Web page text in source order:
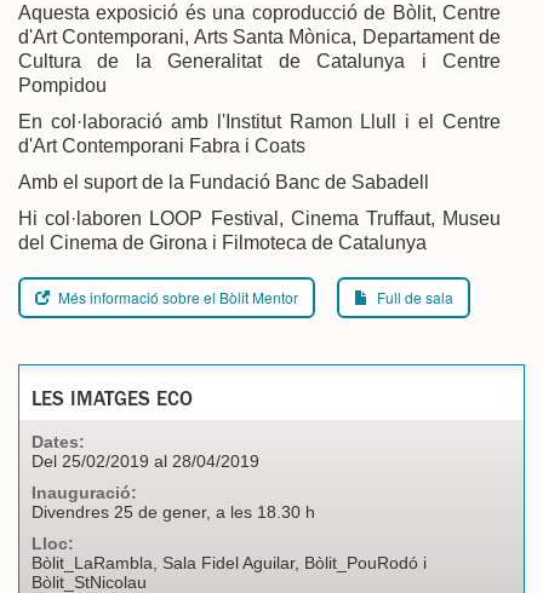
Aquesta exposició és una coproducció de Bòlit, Centre
d'Art Contemporani, Arts Santa Mònica, Departament de
Cultura de la Generalitat de Catalunya i Centre
Pompidou
En col·laboració amb l'Institut Ramon Llull i el Centre
d'Art Contemporani Fabra i Coats
Amb el suport de la Fundació Banc de Sabadell
Hi col·laboren LOOP Festival, Cinema Truffaut, Museu
del Cinema de Girona i Filmoteca de Catalunya
Més informació sobre el Bòlit Mentor Full de sala
LES IMATGES ECO
Dates:
Del 25/02/2019 al 28/04/2019
Inauguració:
Divendres 25 de gener, a les 18.30 h
Lloc:
Bòlit_LaRambla, Sala Fidel Aguilar, Bòlit_PouRodó i
Bòlit_StNicolau